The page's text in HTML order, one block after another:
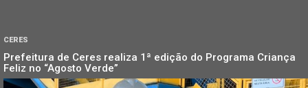
CERES
Prefeitura de Ceres realiza 1ª edição do Programa Criança
Feliz no “Agosto Verde”